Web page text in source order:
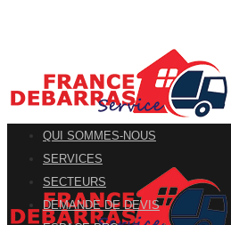
QUI SOMMES-NOUS
SERVICES
SECTEURS
DEMANDE DE DEVIS